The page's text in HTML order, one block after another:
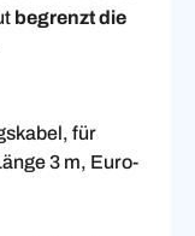
begrenzt die
für
3 m, Euro-